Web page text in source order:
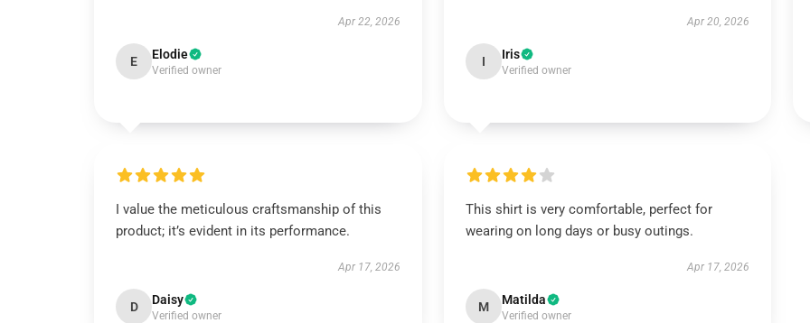
Apr 22, 2026
E Elodie
Verified owner
Apr 20, 2026
I Iris
Verified owner
I value the meticulous craftsmanship of this
product; it’s evident in its performance.
Apr 17, 2026
D Daisy
Verified owner
This shirt is very comfortable, perfect for
wearing on long days or busy outings.
Apr 17, 2026
M Matilda
Verified owner